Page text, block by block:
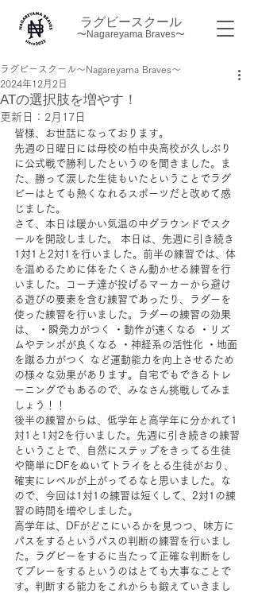
ラグビースクール
〜Nagareyama Braves〜
ATの選択肢を増やす！
ラグビースクール～Nagareyama Braves～
2024年12月2日
更新日： 2月17日
皆様、お世話になっております。
先週の日曜日には母校の柏中央高校が久しぶり
に公式戦で勝利したというのを聞きました。ま
た、勝って涙した生徒もいたということでラグ
ビーはとても熱くなれるスポーツだと改めて感
じました。
さて、本日は暖かい気温の中グラウンドでスク
ールを開設しました。 本日は、先週に引き続き
1対1と2対1を行いました。前半の練習では、体
を温めるために体をたくさん動かせる練習を行
いました。コーチ達が投げるマーカーから避け
る遊びの要素を含む練習であったり、ラダーを
使った練習を行いました。ラダーの練習の効果
は、 ・瞬発力がつく ・動作が速くなる ・リズ
ムやテンポが良くなる ・神経系の活性化 ・地面
を蹴る力がつく など運動能力を向上させるため
の様々な効果があります。自宅でもできるトレ
ーニングでもあるので、みなさん挑戦してみま
しょう！！
後半の練習からは、低学年と高学年に分かれて1
対1と1対2を行いました。先週に引き続きの練習
ということで、自然にステップをきってる生徒
や簡単にDFをぬいてトライをとる生徒がおり、
確実にレベルが上がってるなと思いました。な
ので、今回は1対1の練習は短くして、2対1の練
習の時間を増やしました。
高学年は、DFがどこにいるかを見つつ、味方に
パスをするというパスの判断の練習を行いまし
た。ラグビーをするに当たって正確な判断をし
てプレーをするというのはとても大事なことで
す。判断する能力をこれからも鍛えていきまし